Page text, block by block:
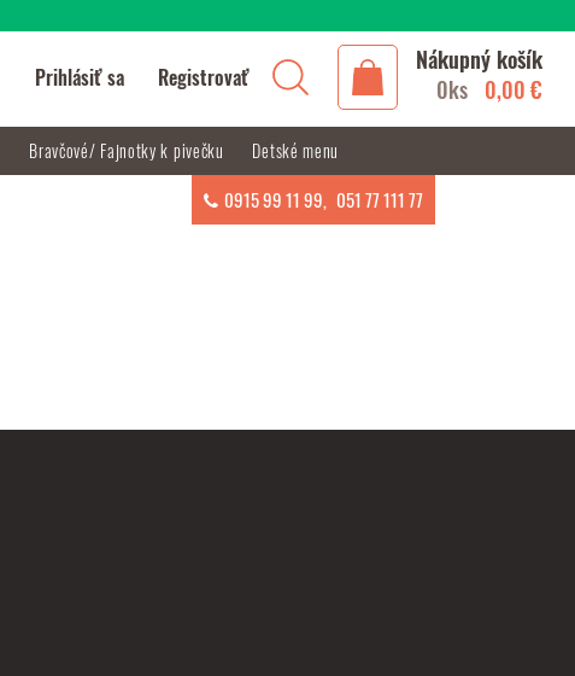
Prihlásiť sa Registrovať
Nákupný košík
0ks 0,00 €
Bravčové/ Fajnotky k pivečku Detské menu
0915 99 11 99, 051 77 111 77